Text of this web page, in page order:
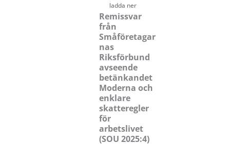
ladda ner
Remissvar
från
Småföretagar
nas
Riksförbund
avseende
betänkandet
Moderna och
enklare
skatteregler
för
arbetslivet
(SOU 2025:4)